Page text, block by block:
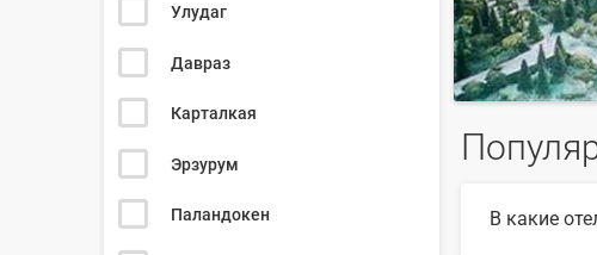
Улудаг
Давраз
Карталкая
Эрзурум
Паландокен В какие